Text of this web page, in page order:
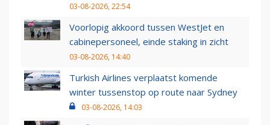
03-08-2026, 22:54
Voorlopig akkoord tussen WestJet en
cabinepersoneel, einde staking in zicht
03-08-2026, 14:40
Turkish Airlines verplaatst komende
winter tussenstop op route naar Sydney
03-08-2026, 14:03